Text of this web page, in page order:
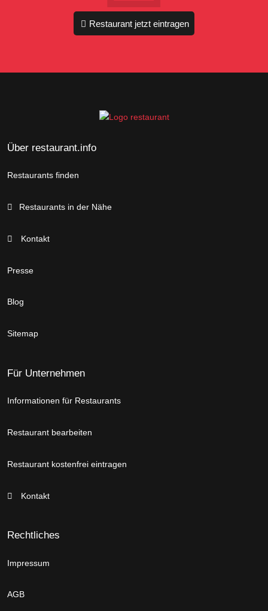
Restaurant jetzt eintragen
Über restaurant.info
Restaurants finden
Restaurants in der Nähe
Kontakt
Presse
Blog
Sitemap
Für Unternehmen
Informationen für Restaurants
Restaurant bearbeiten
Restaurant kostenfrei eintragen
Kontakt
Rechtliches
Impressum
AGB